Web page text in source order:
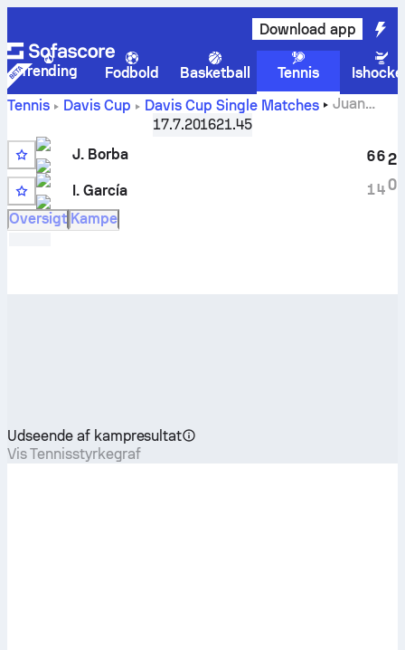
Download app
Trending Fodbold Basketball Tennis
Tennis
Davis Cup Davis Cup Single Matches
Juan
live stilling og H2H-resultater
17.7.201621.45
J. Borba
I. García
6
1
6
4
2
0
Oversigt Kampe
Udseende af kampresultat
Vis Tennisstyrkegraf